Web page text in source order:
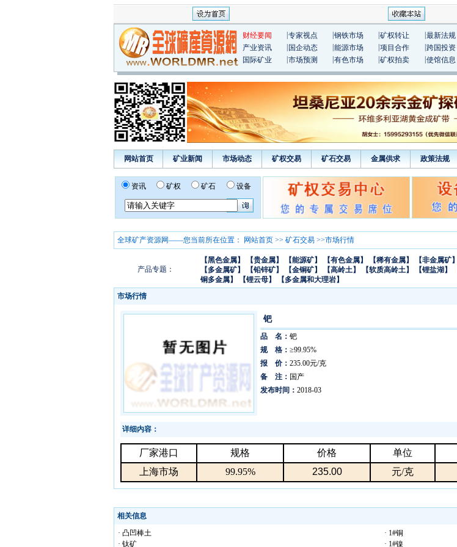
财经要闻 专家视点 钢铁市场 矿权转让 最新法规
产业资讯
国企动态 能源市场 项目合作 跨国投资
国际矿业
市场预测 有色市场 矿权拍卖 使馆信息
网站首页 矿业新闻 市场动态 矿权交易 矿石交易 金属供求 政策法规
资讯 矿权 矿石 设备
全球矿产资源网——您当前所在位置： 网站首页 >> 矿石交易 >>市场行情
产品专题：
【黑色金属】 【贵金属】 【能源矿】 【有色金属】 【稀有金属】 【非金属矿】
【多金属矿】
【铅锌矿】 【金铜矿】 【高岭土】 【软质高岭土】 【锂盐湖】
铜多金属】
【锂云母】
【多金属和大理岩】
市场行情
钯
品 名： 钯
规 格： ≥99.95%
报 价： 235.00元/克
备 注： 国产
发布时间： 2018-03
详细内容：
厂家港口 规格 价格 单位
上海市场
99.95% 235.00 元/克
相关信息
· 凸凹棒土
· 1#铜
· 钛矿
· 1#镍